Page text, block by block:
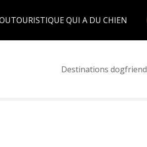
QUI A DU CHIEN
Destinations